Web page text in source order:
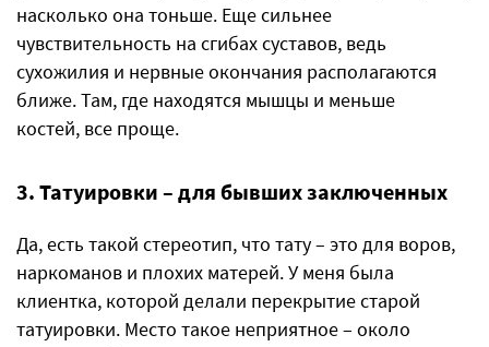
насколько она тоньше. Еще сильнее
чувствительность на сгибах суставов, ведь
сухожилия и нервные окончания располагаются
ближе. Там, где находятся мышцы и меньше
костей, все проще.
3. Татуировки – для бывших заключенных
Да, есть такой стереотип, что тату – это для воров,
наркоманов и плохих матерей. У меня была
клиентка, которой делали перекрытие старой
татуировки. Место такое неприятное – около